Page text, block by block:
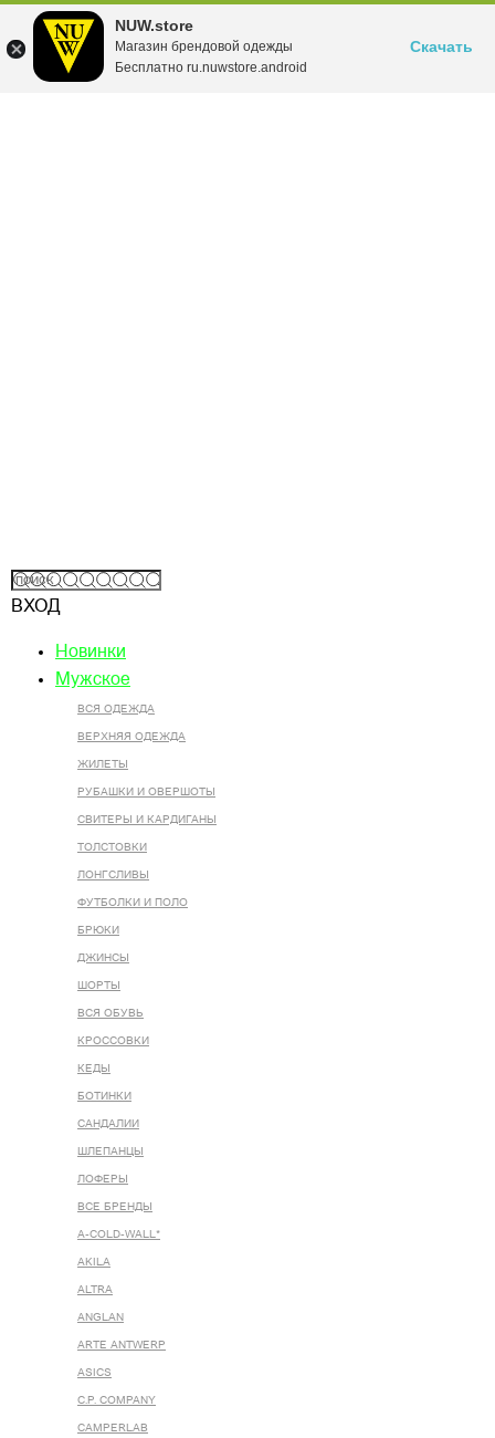
NUW.store
Магазин брендовой одежды
Бесплатно ru.nuwstore.android
Скачать
ВХОД
Новинки
Мужское
ВСЯ ОДЕЖДА
ВЕРХНЯЯ ОДЕЖДА
ЖИЛЕТЫ
РУБАШКИ И ОВЕРШОТЫ
СВИТЕРЫ И КАРДИГАНЫ
ТОЛСТОВКИ
ЛОНГСЛИВЫ
ФУТБОЛКИ И ПОЛО
БРЮКИ
ДЖИНСЫ
ШОРТЫ
ВСЯ ОБУВЬ
КРОССОВКИ
КЕДЫ
БОТИНКИ
САНДАЛИИ
ШЛЕПАНЦЫ
ЛОФЕРЫ
ВСЕ БРЕНДЫ
A-COLD-WALL*
AKILA
ALTRA
ANGLAN
ARTE ANTWERP
ASICS
C.P. COMPANY
CAMPERLAB